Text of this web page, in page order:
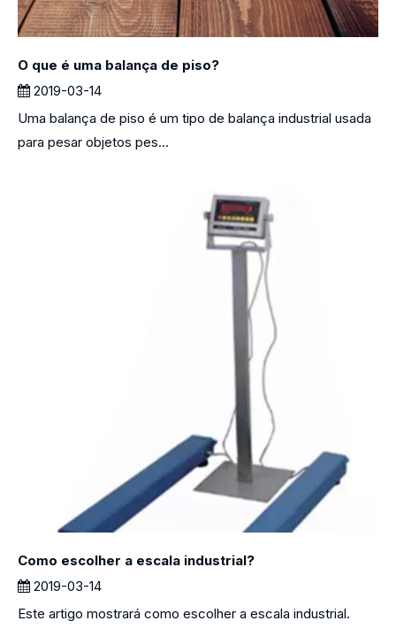
O que é uma balança de piso?
2019-03-14
Uma balança de piso é um tipo de balança industrial usada
para pesar objetos pes...
Como escolher a escala industrial?
2019-03-14
Este artigo mostrará como escolher a escala industrial.